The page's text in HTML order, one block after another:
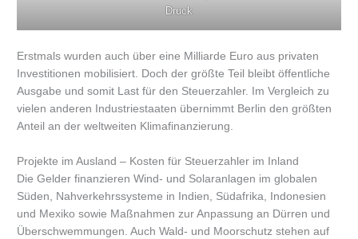
Druck
Erstmals wurden auch über eine Milliarde Euro aus privaten
Investitionen mobilisiert. Doch der größte Teil bleibt öffentliche
Ausgabe und somit Last für den Steuerzahler. Im Vergleich zu
vielen anderen Industriestaaten übernimmt Berlin den größten
Anteil an der weltweiten Klimafinanzierung.
Projekte im Ausland – Kosten für Steuerzahler im Inland
Die Gelder finanzieren Wind- und Solaranlagen im globalen
Süden, Nahverkehrssysteme in Indien, Südafrika, Indonesien
und Mexiko sowie Maßnahmen zur Anpassung an Dürren und
Überschwemmungen. Auch Wald- und Moorschutz stehen auf